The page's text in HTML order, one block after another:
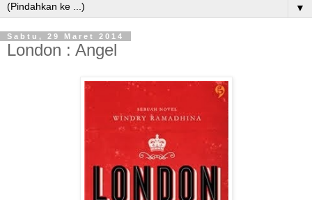
▼
Sabtu, 29 Maret 2014
London : Angel